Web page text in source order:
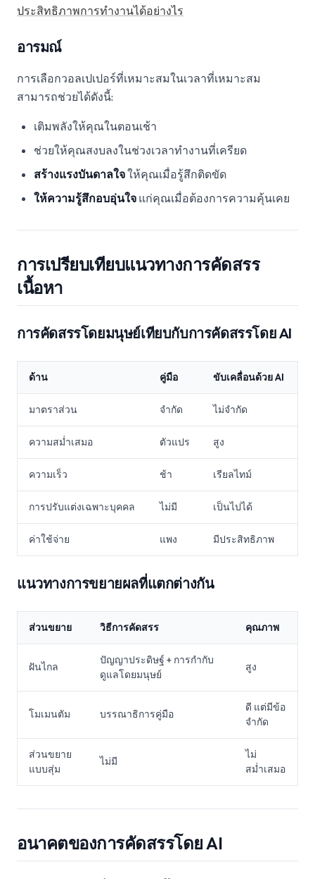
ประสิทธิภาพการทำงานได้อย่างไร
อารมณ์
การเลือกวอลเปเปอร์ที่เหมาะสมในเวลาที่เหมาะสม
สามารถช่วยได้ดังนี้:
เติมพลังให้คุณในตอนเช้า
ช่วยให้คุณสงบลงในช่วงเวลาทำงานที่เครียด
สร้างแรงบันดาลใจให้คุณเมื่อรู้สึกติดขัด
ให้ความรู้สึกอบอุ่นใจ แก่คุณเมื่อต้องการความคุ้นเคย
การเปรียบเทียบแนวทางการคัดสรร
เนื้อหา
การคัดสรรโดยมนุษย์เทียบกับการคัดสรรโดย AI
ด้าน คู่มือ ขับเคลื่อนด้วย AI
มาตราส่วน จำกัด ไม่จำกัด
ความสม่ำเสมอ ตัวแปร สูง
ความเร็ว ช้า เรียลไทม์
การปรับแต่งเฉพาะบุคคล ไม่มี เป็นไปได้
ค่าใช้จ่าย แพง มีประสิทธิภาพ
แนวทางการขยายผลที่แตกต่างกัน
ส่วนขยาย วิธีการคัดสรร คุณภาพ
ฝันไกล
ปัญญาประดิษฐ์ + การกำกับ
ดูแลโดยมนุษย์
สูง
โมเมนตัม บรรณาธิการคู่มือ
ดี แต่มีข้อ
จำกัด
ส่วนขยาย
แบบสุ่ม
ไม่มี
ไม่
สม่ำเสมอ
อนาคตของการคัดสรรโดย AI